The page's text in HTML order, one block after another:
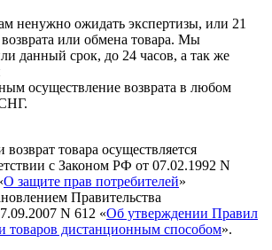
ненужно ожидать экспертизы, или 21
возврата или обмена товара. Мы
данный срок, до 24 часов, а так же
осуществление возврата в любом
товара осуществляется
с Законом РФ от 07.02.1992 N
О защите прав потребителей»
Правительства
N 612 «Об утверждении Правил
товаров дистанционным способом».